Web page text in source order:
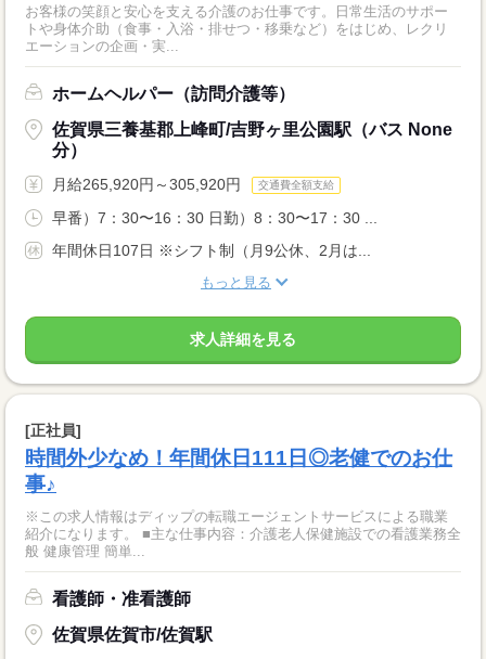
お客様の笑顔と安心を支える介護のお仕事です。日常生活のサポー
トや身体介助（食事・入浴・排せつ・移乗など）をはじめ、レクリ
エーションの企画・実...
ホームヘルパー（訪問介護等）
佐賀県三養基郡上峰町/吉野ヶ里公園駅（バス None
分）
月給265,920円～305,920円 交通費全額支給
早番）7：30〜16：30 日勤）8：30〜17：30 ...
年間休日107日 ※シフト制（月9公休、2月は...
もっと見る
求人詳細を見る
[正社員]
時間外少なめ！年間休日111日◎老健でのお仕
事♪
※この求人情報はディップの転職エージェントサービスによる職業
紹介になります。 ■主な仕事内容：介護老人保健施設での看護業務全
般 健康管理 簡単...
看護師・准看護師
佐賀県佐賀市/佐賀駅